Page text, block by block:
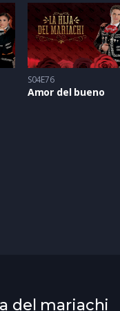
S04E76
Amor del bueno
del mariachi